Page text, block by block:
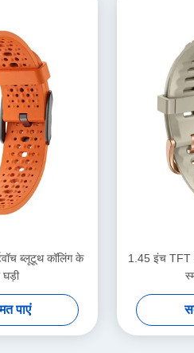
ब्लूटूथ कॉलिंग के
पाएं
1.45 इंच TFT